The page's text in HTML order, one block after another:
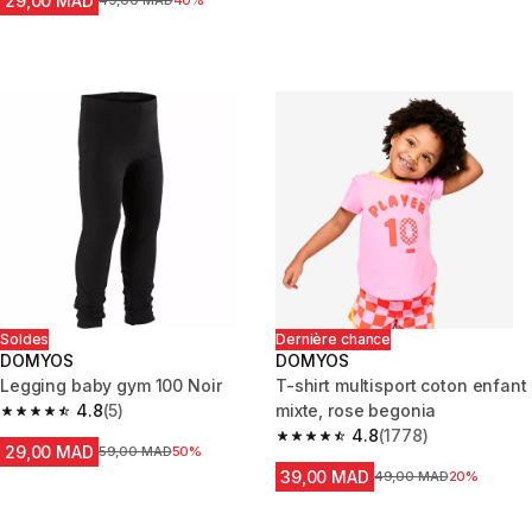
Soldes
DOMYOS
Legging baby gym 100 Noir
4.8
4.8 out of 5 stars from 5 reviews
(5)
29,00 MAD Prix avant la réduction
59,00 MAD50%
Dernière chance
DOMYOS
T-shirt multisport coton enfant
mixte, rose begonia
4.8
4.8 out of 5 stars from 1778
(1778)
39,00 MAD Prix avant la réduction
49,00 MAD20%